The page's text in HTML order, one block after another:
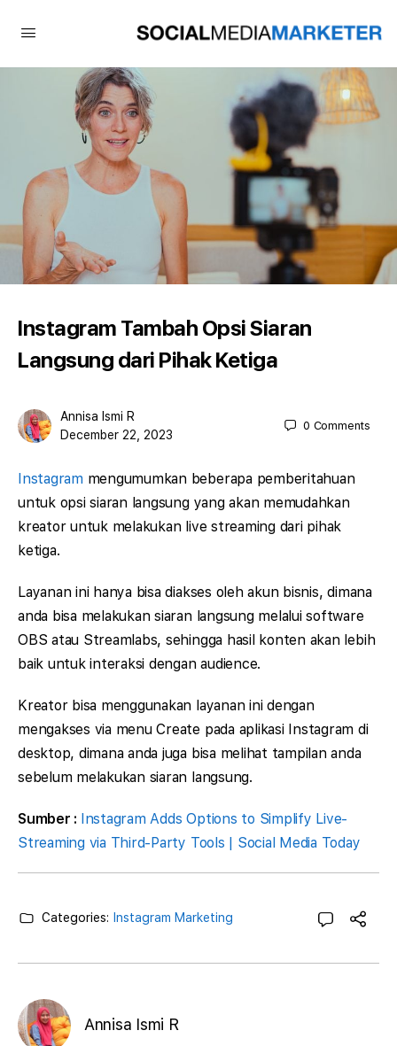
Instagram Tambah Opsi Siaran
Langsung dari Pihak Ketiga
Annisa Ismi R
December 22, 2023
0 Comments
Instagram mengumumkan beberapa pemberitahuan
untuk opsi siaran langsung yang akan memudahkan
kreator untuk melakukan live streaming dari pihak
ketiga.
Layanan ini hanya bisa diakses oleh akun bisnis, dimana
anda bisa melakukan siaran langsung melalui software
OBS atau Streamlabs, sehingga hasil konten akan lebih
baik untuk interaksi dengan audience.
Kreator bisa menggunakan layanan ini dengan
mengakses via menu Create pada aplikasi Instagram di
desktop, dimana anda juga bisa melihat tampilan anda
sebelum melakukan siaran langsung.
Sumber : Instagram Adds Options to Simplify Live-
Streaming via Third-Party Tools | Social Media Today
Categories: Instagram Marketing
Annisa Ismi R